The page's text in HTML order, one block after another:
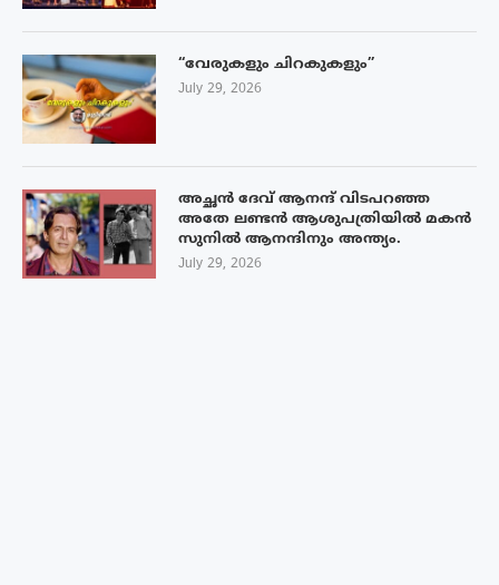
“വേരുകളും ചിറകുകളും”
July 29, 2026
അച്ഛൻ ദേവ് ആനന്ദ് വിടപറഞ്ഞ
അതേ ലണ്ടൻ ആശുപത്രിയിൽ മകൻ
സുനിൽ ആനന്ദിനും അന്ത്യം.
July 29, 2026